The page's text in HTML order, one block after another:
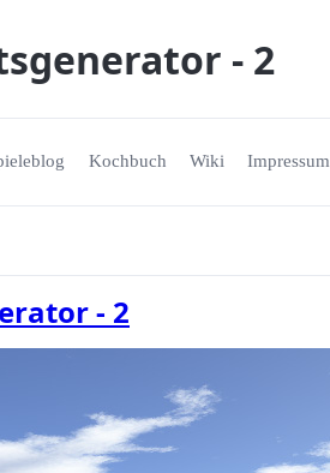
- 2
Kochbuch Wiki Impressum
- 2